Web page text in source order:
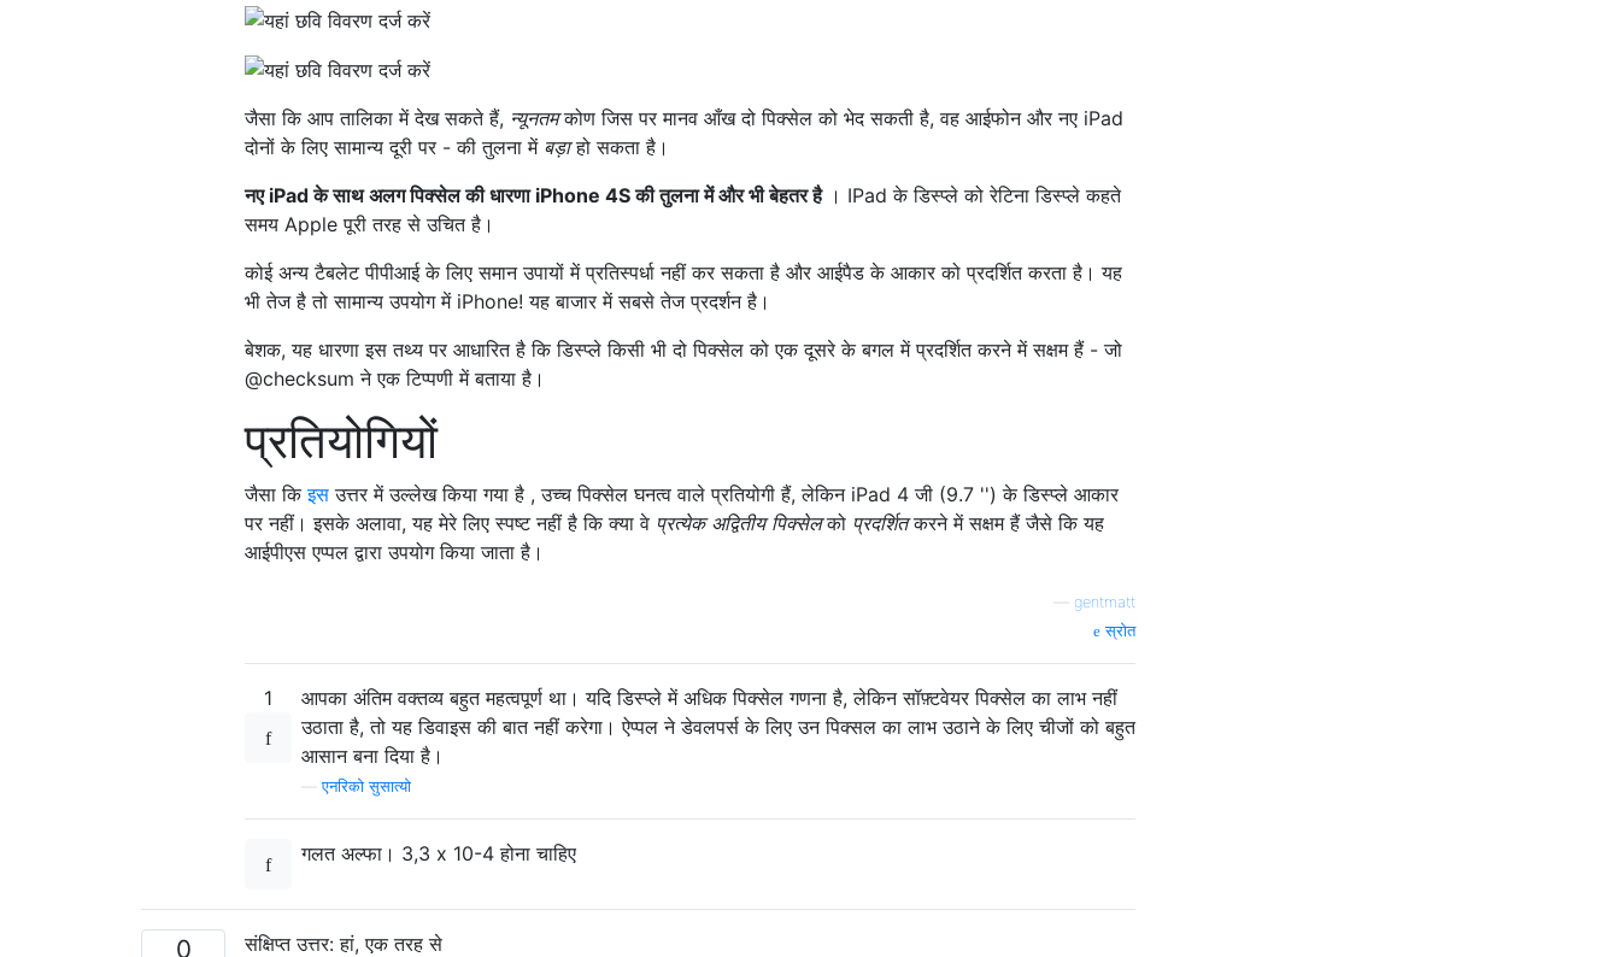
जैसा कि आप तालिका में देख सकते हैं, न्यूनतमकोण जिस पर मानव आँख दो पिक्सेल को भेद सकती है, वह आईफोन और नए iPad
दोनों के लिए सामान्य दूरी पर - की तुलना में बड़ाहो सकता है।
नए iPad के साथ अलग पिक्सेल की धारणा iPhone 4S की तुलना में और भी बेहतर है। IPad के डिस्प्ले को रेटिना डिस्प्ले कहते
समय Apple पूरी तरह से उचित है।
कोई अन्य टैबलेट पीपीआई के लिए समान उपायों में प्रतिस्पर्धा नहीं कर सकता है और आईपैड के आकार को प्रदर्शित करता है। यह
भी तेज है तो सामान्य उपयोग में iPhone! यह बाजार में सबसे तेज प्रदर्शन है।
बेशक, यह धारणा इस तथ्य पर आधारित है कि डिस्प्ले किसी भी दो पिक्सेल को एक दूसरे के बगल में प्रदर्शित करने में सक्षम हैं - जो
@checksum ने एक टिप्पणी में बताया है।
प्रतियोगियों
जैसा किइस उत्तर में उल्लेख किया गया है , उच्च पिक्सेल घनत्व वाले प्रतियोगी हैं, लेकिन iPad 4 जी (9.7 '') के डिस्प्ले आकार
पर नहीं। इसके अलावा, यह मेरे लिए स्पष्ट नहीं है कि क्या वे प्रत्येक अद्वितीय पिक्सेलको प्रदर्शितकरने में सक्षम हैं जैसे कि यह
आईपीएस एप्पल द्वारा उपयोग किया जाता है।
gentmatt
स्रोत
1
आपका अंतिम वक्तव्य बहुत महत्वपूर्ण था। यदि डिस्प्ले में अधिक पिक्सेल गणना है, लेकिन सॉफ़्टवेयर पिक्सेल का लाभ नहीं
उठाता है, तो यह डिवाइस की बात नहीं करेगा। ऐप्पल ने डेवलपर्स के लिए उन पिक्सल का लाभ उठाने के लिए चीजों को बहुत
आसान बना दिया है।
—एनरिको सुसात्यो
गलत अल्फा। 3,3 x 10-4 होना चाहिए
0 संक्षिप्त उत्तर: हां, एक तरह से